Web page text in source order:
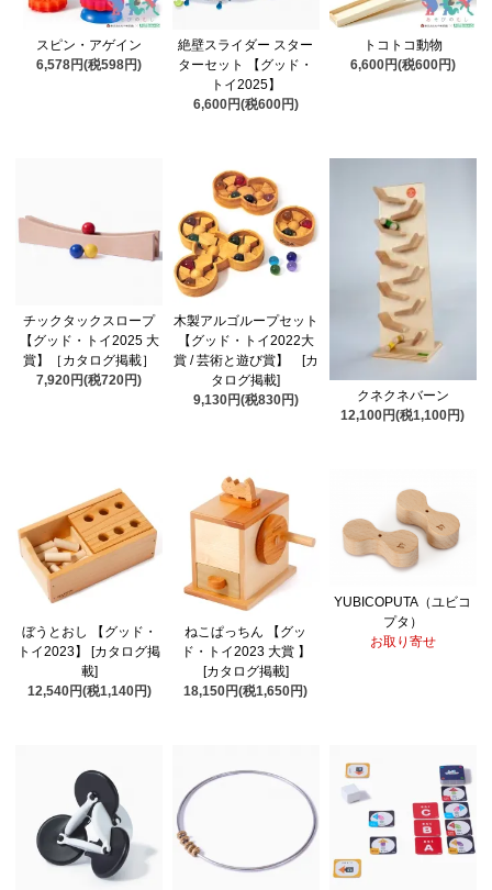
スピン・アゲイン
6,578円(税598円)
絶壁スライダー スター
ターセット 【グッド・
トイ2025】
6,600円(税600円)
トコトコ動物
6,600円(税600円)
チックタックスロープ
【グッド・トイ2025 大
賞】［カタログ掲載］
7,920円(税720円)
木製アルゴループセット
【グッド・トイ2022大
賞 / 芸術と遊び賞】 [カ
タログ掲載]
9,130円(税830円)
クネクネバーン
12,100円(税1,100円)
ぼうとおし 【グッド・
トイ2023】 [カタログ掲
載]
12,540円(税1,140円)
ねこぱっちん 【グッ
ド・トイ2023 大賞 】
[カタログ掲載]
18,150円(税1,650円)
YUBICOPUTA（ユビコ
プタ）
お取り寄せ